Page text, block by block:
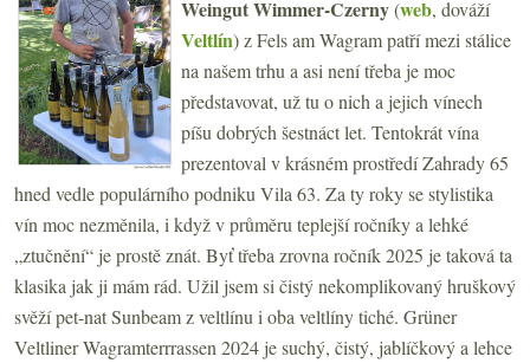
Weingut Wimmer-Czerny(web, dováží
Veltlín) z Fels am Wagram patří mezi stálice
na našem trhu a asi není třeba je moc
představovat, už tu o nich a jejich vínech
píšu dobrých šestnáct let. Tentokrát vína
prezentoval v krásném prostředí Zahrady 65
hned vedle populárního podniku Vila 63. Za ty roky se stylistika
vín moc nezměnila, i když v průměru teplejší ročníky a lehké
„ztučnění“ je prostě znát. Byť třeba zrovna ročník 2025 je taková ta
klasika jak ji mám rád. Užil jsem si čistý nekomplikovaný hruškový
svěží pet-nat Sunbeam z veltlínu i oba veltlíny tiché. Grüner
Veltliner Wagramterrrassen 2024 je suchý, čistý, jablíčkový a lehce